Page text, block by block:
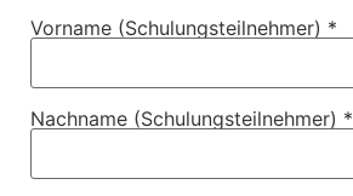
Vorname (Schulungsteilnehmer) *
Nachname (Schulungsteilnehmer) *